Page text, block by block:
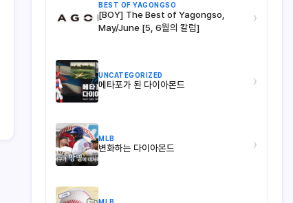
BEST OF YAGONGSO
[BOY] The Best of Yagongso,
May/June [5, 6월의 칼럼]
›
UNCATEGORIZED
메타포가 된 다이아몬드 ›
MLB
변화하는 다이아몬드 ›
MLB